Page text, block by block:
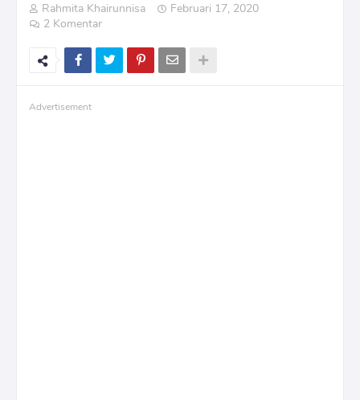
Rahmita Khairunnisa
Februari 17, 2020
2 Komentar
Advertisement